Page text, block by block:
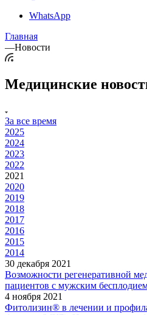
WhatsApp
Главная
—Новости
Медицинские
За все время
2025
2024
2023
2022
2021
2020
2019
2018
2017
2016
2015
2014
30 декабря 2021
Возможности регенеративной
пациентов с мужским
4 ноября 2021
Фитолизин® в лечении и